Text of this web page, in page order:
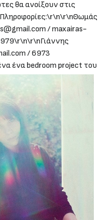
θα ανοίξουν στις
/ maxairas-
/ 6973
ένα bedroom project του